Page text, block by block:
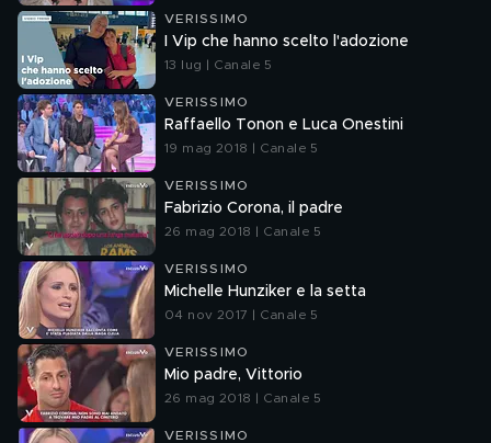
VERISSIMO
I Vip che hanno scelto l'adozione
13 lug | Canale 5
VERISSIMO
Raffaello Tonon e Luca Onestini
19 mag 2018 | Canale 5
VERISSIMO
Fabrizio Corona, il padre
26 mag 2018 | Canale 5
VERISSIMO
Michelle Hunziker e la setta
04 nov 2017 | Canale 5
VERISSIMO
Mio padre, Vittorio
26 mag 2018 | Canale 5
VERISSIMO